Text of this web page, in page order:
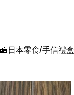
🍰日本零食/手信禮盒